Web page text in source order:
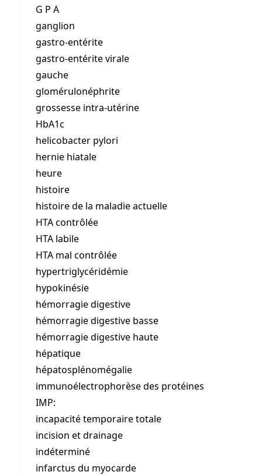
G P A
ganglion
gastro-entérite
gastro-entérite virale
gauche
glomérulonéphrite
grossesse intra-utérine
HbA1c
helicobacter pylori
hernie hiatale
heure
histoire
histoire de la maladie actuelle
HTA contrôlée
HTA labile
HTA mal contrôlée
hypertriglycéridémie
hypokinésie
hémorragie digestive
hémorragie digestive basse
hémorragie digestive haute
hépatique
hépatosplénomégalie
immunoélectrophorèse des protéines
IMP:
incapacité temporaire totale
incision et drainage
indéterminé
infarctus du myocarde